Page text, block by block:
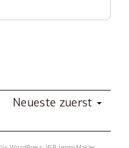
Neueste zuerst